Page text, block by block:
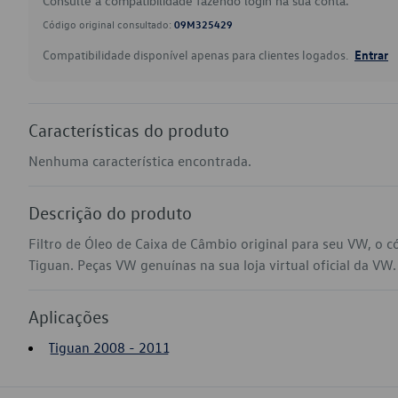
Código original consultado: 09M325429
Compatibilidade disponível apenas para clientes logados. Entrar
Características do produto
Nenhuma característica encontrada.
Descrição do produto
Filtro de Óleo de Caixa de Câmbio original para seu VW, o
Tiguan. Peças VW genuínas na sua loja virtual oficial da VW.
Aplicações
Tiguan 2008 - 2011